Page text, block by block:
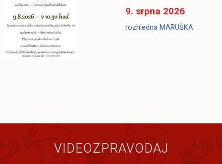
9. srpna 2026
rozhledna MARUŠKA
VIDEOZPRAVODAJ